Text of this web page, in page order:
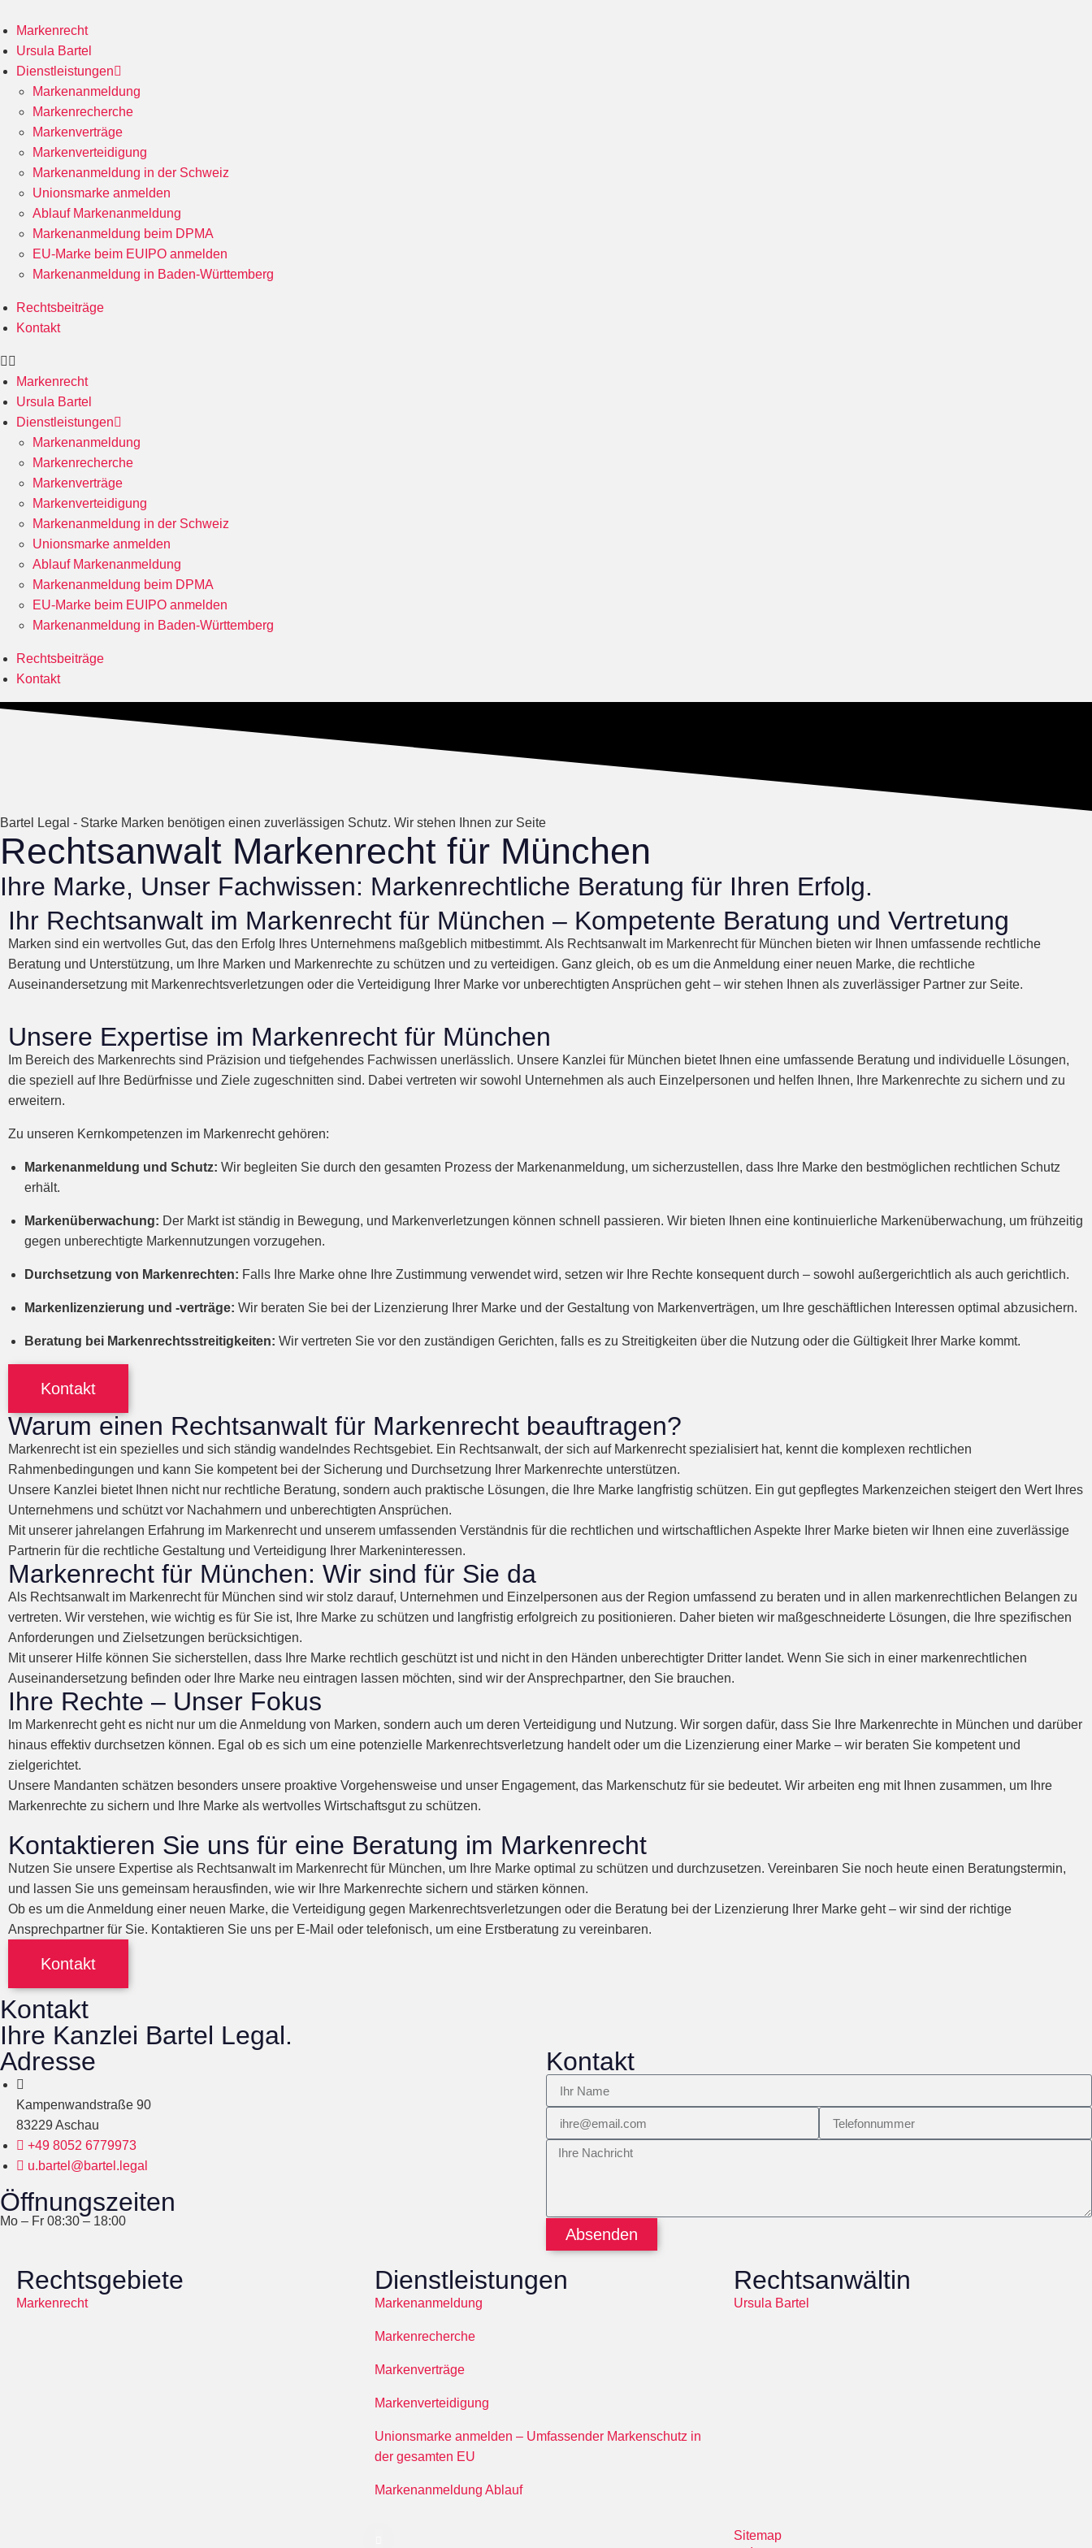
Markenrecht
Ursula Bartel
Dienstleistungen
Markenanmeldung
Markenrecherche
Markenverträge
Markenverteidigung
Markenanmeldung in der Schweiz
Unionsmarke anmelden
Ablauf Markenanmeldung
Markenanmeldung beim DPMA
EU-Marke beim EUIPO anmelden
Markenanmeldung in Baden-Württemberg
Rechtsbeiträge
Kontakt
Markenrecht
Ursula Bartel
Dienstleistungen
Markenanmeldung
Markenrecherche
Markenverträge
Markenverteidigung
Markenanmeldung in der Schweiz
Unionsmarke anmelden
Ablauf Markenanmeldung
Markenanmeldung beim DPMA
EU-Marke beim EUIPO anmelden
Markenanmeldung in Baden-Württemberg
Rechtsbeiträge
Kontakt
Bartel Legal - Starke Marken benötigen einen zuverlässigen Schutz. Wir stehen Ihnen zur Seite
Rechtsanwalt Markenrecht für München
Ihre Marke, Unser Fachwissen: Markenrechtliche Beratung für Ihren Erfolg.
Ihr Rechtsanwalt im Markenrecht für München – Kompetente Beratung und Vertretung
Marken sind ein wertvolles Gut, das den Erfolg Ihres Unternehmens maßgeblich mitbestimmt. Als Rechtsanwalt im Markenrecht für München bieten wir Ihnen umfassende rechtliche
Beratung und Unterstützung, um Ihre Marken und Markenrechte zu schützen und zu verteidigen. Ganz gleich, ob es um die Anmeldung einer neuen Marke, die rechtliche
Auseinandersetzung mit Markenrechtsverletzungen oder die Verteidigung Ihrer Marke vor unberechtigten Ansprüchen geht – wir stehen Ihnen als zuverlässiger Partner zur Seite.
Unsere Expertise im Markenrecht für München
Im Bereich des Markenrechts sind Präzision und tiefgehendes Fachwissen unerlässlich. Unsere Kanzlei für München bietet Ihnen eine umfassende Beratung und individuelle Lösungen,
die speziell auf Ihre Bedürfnisse und Ziele zugeschnitten sind. Dabei vertreten wir sowohl Unternehmen als auch Einzelpersonen und helfen Ihnen, Ihre Markenrechte zu sichern und zu
erweitern.
Zu unseren Kernkompetenzen im Markenrecht gehören:
Markenanmeldung und Schutz: Wir begleiten Sie durch den gesamten Prozess der Markenanmeldung, um sicherzustellen, dass Ihre Marke den bestmöglichen rechtlichen Schutz
erhält.
Markenüberwachung: Der Markt ist ständig in Bewegung, und Markenverletzungen können schnell passieren. Wir bieten Ihnen eine kontinuierliche Markenüberwachung, um frühzeitig
gegen unberechtigte Markennutzungen vorzugehen.
Durchsetzung von Markenrechten: Falls Ihre Marke ohne Ihre Zustimmung verwendet wird, setzen wir Ihre Rechte konsequent durch – sowohl außergerichtlich als auch gerichtlich.
Markenlizenzierung und -verträge: Wir beraten Sie bei der Lizenzierung Ihrer Marke und der Gestaltung von Markenverträgen, um Ihre geschäftlichen Interessen optimal abzusichern.
Beratung bei Markenrechtsstreitigkeiten: Wir vertreten Sie vor den zuständigen Gerichten, falls es zu Streitigkeiten über die Nutzung oder die Gültigkeit Ihrer Marke kommt.
Kontakt
Warum einen Rechtsanwalt für Markenrecht beauftragen?
Markenrecht ist ein spezielles und sich ständig wandelndes Rechtsgebiet. Ein Rechtsanwalt, der sich auf Markenrecht spezialisiert hat, kennt die komplexen rechtlichen
Rahmenbedingungen und kann Sie kompetent bei der Sicherung und Durchsetzung Ihrer Markenrechte unterstützen.
Unsere Kanzlei bietet Ihnen nicht nur rechtliche Beratung, sondern auch praktische Lösungen, die Ihre Marke langfristig schützen. Ein gut gepflegtes Markenzeichen steigert den Wert Ihres
Unternehmens und schützt vor Nachahmern und unberechtigten Ansprüchen.
Mit unserer jahrelangen Erfahrung im Markenrecht und unserem umfassenden Verständnis für die rechtlichen und wirtschaftlichen Aspekte Ihrer Marke bieten wir Ihnen eine zuverlässige
Partnerin für die rechtliche Gestaltung und Verteidigung Ihrer Markeninteressen.
Markenrecht für München: Wir sind für Sie da
Als Rechtsanwalt im Markenrecht für München sind wir stolz darauf, Unternehmen und Einzelpersonen aus der Region umfassend zu beraten und in allen markenrechtlichen Belangen zu
vertreten. Wir verstehen, wie wichtig es für Sie ist, Ihre Marke zu schützen und langfristig erfolgreich zu positionieren. Daher bieten wir maßgeschneiderte Lösungen, die Ihre spezifischen
Anforderungen und Zielsetzungen berücksichtigen.
Mit unserer Hilfe können Sie sicherstellen, dass Ihre Marke rechtlich geschützt ist und nicht in den Händen unberechtigter Dritter landet. Wenn Sie sich in einer markenrechtlichen
Auseinandersetzung befinden oder Ihre Marke neu eintragen lassen möchten, sind wir der Ansprechpartner, den Sie brauchen.
Ihre Rechte – Unser Fokus
Im Markenrecht geht es nicht nur um die Anmeldung von Marken, sondern auch um deren Verteidigung und Nutzung. Wir sorgen dafür, dass Sie Ihre Markenrechte in München und darüber
hinaus effektiv durchsetzen können. Egal ob es sich um eine potenzielle Markenrechtsverletzung handelt oder um die Lizenzierung einer Marke – wir beraten Sie kompetent und
zielgerichtet.
Unsere Mandanten schätzen besonders unsere proaktive Vorgehensweise und unser Engagement, das Markenschutz für sie bedeutet. Wir arbeiten eng mit Ihnen zusammen, um Ihre
Markenrechte zu sichern und Ihre Marke als wertvolles Wirtschaftsgut zu schützen.
Kontaktieren Sie uns für eine Beratung im Markenrecht
Nutzen Sie unsere Expertise als Rechtsanwalt im Markenrecht für München, um Ihre Marke optimal zu schützen und durchzusetzen. Vereinbaren Sie noch heute einen Beratungstermin,
und lassen Sie uns gemeinsam herausfinden, wie wir Ihre Markenrechte sichern und stärken können.
Ob es um die Anmeldung einer neuen Marke, die Verteidigung gegen Markenrechtsverletzungen oder die Beratung bei der Lizenzierung Ihrer Marke geht – wir sind der richtige
Ansprechpartner für Sie. Kontaktieren Sie uns per E-Mail oder telefonisch, um eine Erstberatung zu vereinbaren.
Kontakt
Kontakt
Ihre Kanzlei Bartel Legal.
Adresse
Kampenwandstraße 90
83229 Aschau
+49 8052 6779973
u.bartel@bartel.legal
Öffnungszeiten
Mo – Fr 08:30 – 18:00
Kontakt
Absenden
Rechtsgebiete
Markenrecht
Dienstleistungen
Markenanmeldung
Markenrecherche
Markenverträge
Markenverteidigung
Unionsmarke anmelden – Umfassender Markenschutz in
der gesamten EU
Markenanmeldung Ablauf
Rechtsanwältin
Ursula Bartel
Sitemap